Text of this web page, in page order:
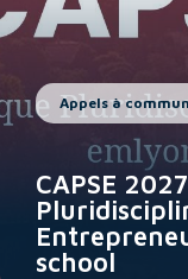
Appels à
CAPSE
school